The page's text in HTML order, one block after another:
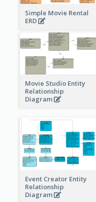
Simple Movie Rental
ERD
Movie Studio Entity
Relationship
Diagram
Event Creator Entity
Relationship
Diagram